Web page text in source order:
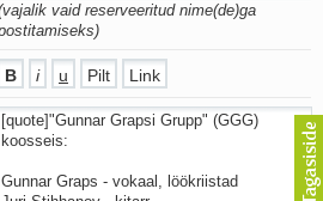
kõik on jäänud
loomusevalust
vaid reserveeritud nime(de)ga